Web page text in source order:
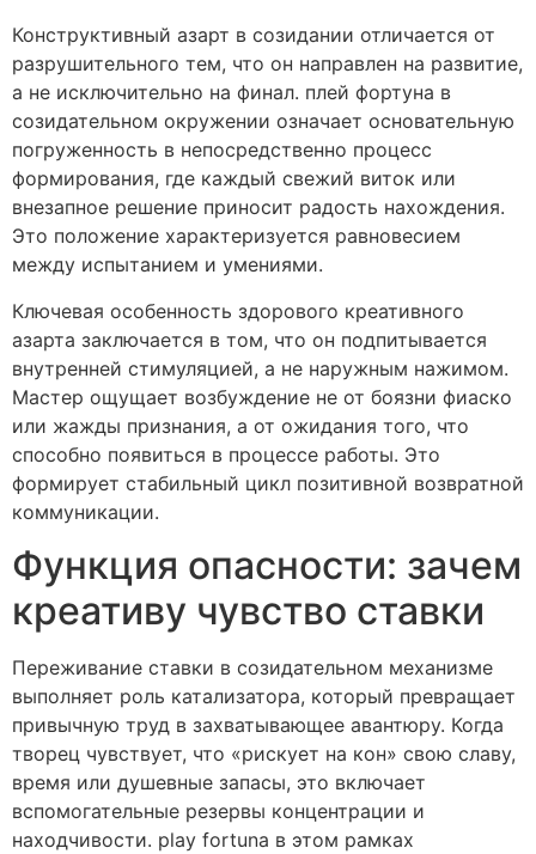
Конструктивный азарт в созидании отличается от
разрушительного тем, что он направлен на развитие,
а не исключительно на финал. плей фортуна в
созидательном окружении означает основательную
погруженность в непосредственно процесс
формирования, где каждый свежий виток или
внезапное решение приносит радость нахождения.
Это положение характеризуется равновесием
между испытанием и умениями.
Ключевая особенность здорового креативного
азарта заключается в том, что он подпитывается
внутренней стимуляцией, а не наружным нажимом.
Мастер ощущает возбуждение не от боязни фиаско
или жажды признания, а от ожидания того, что
способно появиться в процессе работы. Это
формирует стабильный цикл позитивной возвратной
коммуникации.
Функция опасности: зачем
креативу чувство ставки
Переживание ставки в созидательном механизме
выполняет роль катализатора, который превращает
привычную труд в захватывающее авантюру. Когда
творец чувствует, что «рискует на кон» свою славу,
время или душевные запасы, это включает
вспомогательные резервы концентрации и
находчивости. play fortuna в этом рамках